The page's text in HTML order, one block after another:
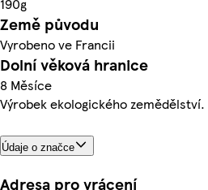
190g
Země původu
Vyrobeno ve Francii
Dolní věková hranice
8 Měsíce
Výrobek ekologického zemědělství.
Údaje o značce
Adresa pro vrácení